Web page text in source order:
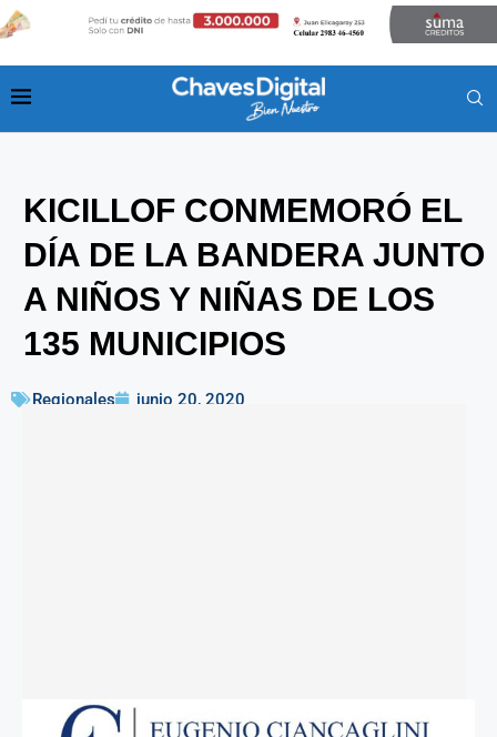
KICILLOF CONMEMORÓ EL
DÍA DE LA BANDERA JUNTO
A NIÑOS Y NIÑAS DE LOS
135 MUNICIPIOS
Regionales junio 20, 2020